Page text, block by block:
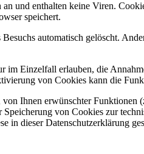
und enthalten keine Viren.
speichert.
automatisch gelöscht.
im Einzelfall erlauben, die
von Cookies kann die
Ihnen erwünschter
von Cookies zur
in dieser Datenschutzerklärung